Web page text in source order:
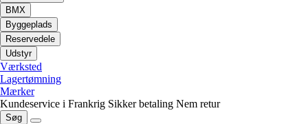
BMX
Byggeplads
Reservedele
Udstyr
Værksted
Lagertømning
Mærker
Kundeservice i Frankrig Sikker betaling Nem retur
Søg